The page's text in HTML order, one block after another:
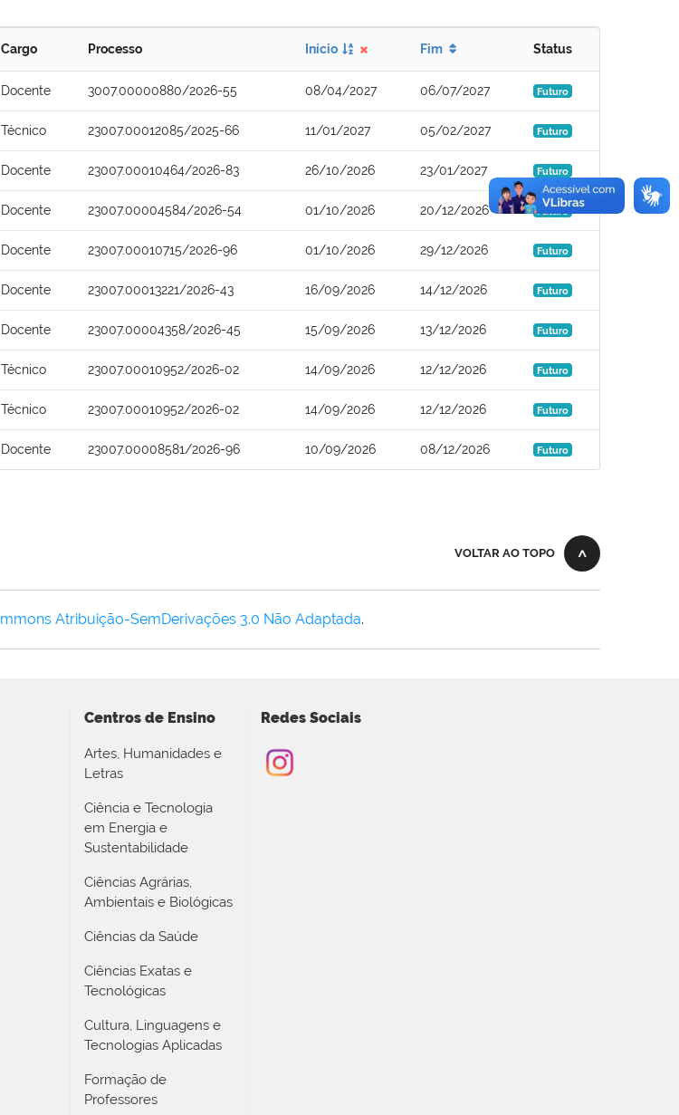
Cargo Processo Início Fim Status
Docente 3007.00000880/2026-55 08/04/2027 06/07/2027 Futuro
Técnico 23007.00012085/2025-66 11/01/2027 05/02/2027 Futuro
Docente 23007.00010464/2026-83 26/10/2026 23/01/2027 Futuro
Docente 23007.00004584/2026-54 01/10/2026 20/12/2026 Futuro
Docente 23007.00010715/2026-96 01/10/2026 29/12/2026 Futuro
Docente 23007.00013221/2026-43 16/09/2026 14/12/2026 Futuro
Docente 23007.00004358/2026-45 15/09/2026 13/12/2026 Futuro
Técnico 23007.00010952/2026-02 14/09/2026 12/12/2026 Futuro
Técnico 23007.00010952/2026-02 14/09/2026 12/12/2026 Futuro
Docente 23007.00008581/2026-96 10/09/2026 08/12/2026 Futuro
VOLTAR AO TOPO
Atribuição-SemDerivações 3.0 Não Adaptada.
Centros de Ensino
Artes, Humanidades e
Letras
Ciência e Tecnologia
em Energia e
Sustentabilidade
Ciências Agrárias,
Ambientais e Biológicas
Ciências da Saúde
Ciências Exatas e
Tecnológicas
Cultura, Linguagens e
Tecnologias Aplicadas
Formação de
Professores
Redes Sociais